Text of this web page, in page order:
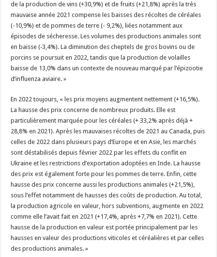
de la production de vins (+30,9%) et de fruits (+21,8%) après la très
mauvaise année 2021 compense les baisses des récoltes de céréales
(-10,9%) et de pommes de terre (- 9,2%), liées notamment aux
épisodes de sécheresse. Les volumes des productions animales sont
en baisse (‑3,4%). La diminution des cheptels de gros bovins ou de
porcins se poursuit en 2022, tandis que la production de volailles
baisse de 13,0% dans un contexte de nouveau marqué par l’épizootie
d’influenza aviaire. »
En 2022 toujours, « les prix moyens augmentent nettement (+16,5%).
La hausse des prix concerne de nombreux produits. Elle est
particulièrement marquée pour les céréales (+ 33,2% après déjà +
28,8% en 2021). Après les mauvaises récoltes de 2021 au Canada, puis
celles de 2022 dans plusieurs pays d’Europe et en Asie, les marchés
sont déstabilisés depuis février 2022 par les effets du conflit en
Ukraine et les restrictions d’exportation adoptées en Inde. La hausse
des prix est également forte pour les pommes de terre. Enfin, cette
hausse des prix concerne aussi les productions animales (+21,5%),
sous l’effet notamment de hausses des coûts de production. Au total,
la production agricole en valeur, hors subventions, augmente en 2022
comme elle l’avait fait en 2021 (+17,4%, après +7,7% en 2021). Cette
hausse de la production en valeur est portée principalement par les
hausses en valeur des productions viticoles et céréalières et par celles
des productions animales. »